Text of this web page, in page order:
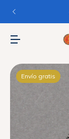
Envío gratis